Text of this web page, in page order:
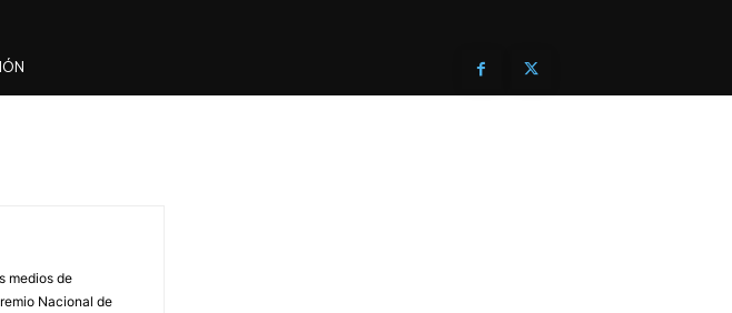
medios de
Nacional de